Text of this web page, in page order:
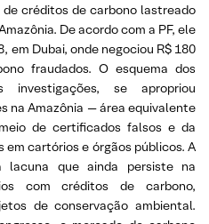
créditos de carbono lastreado
De acordo com a PF, ele
em Dubai, onde negociou R$ 180
fraudados. O esquema dos
investigações, se apropriou
na Amazônia — área equivalente
de certificados falsos e da
cartórios e órgãos públicos. A
lacuna que ainda persiste na
com créditos de carbono,
de conservação ambiental.